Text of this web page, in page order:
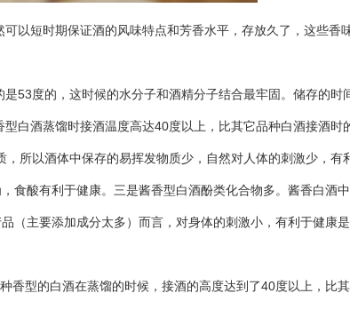
短时期保证酒的风味特点和芳香水平，存放久了，这些香
度的，这时候的水分子和酒精分子结合最牢固。储存的时
酒蒸馏时接酒温度高达40度以上，比其它品种白酒接酒时
所以酒体中保存的易挥发物质少，自然对人体的刺激少，
食酸有利于健康。三是酱香型白酒酚类化合物多。酱香白酒
（主要添加成分太多）而言，对身体的刺激小，有利于健
的白酒在蒸馏的时候，接酒的高度达到了40度以上，比